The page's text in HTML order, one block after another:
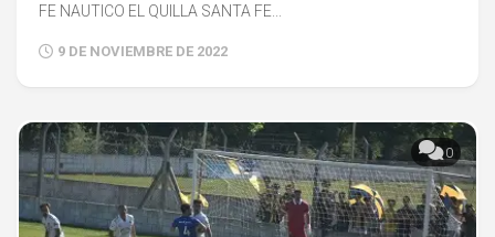
FE NAUTICO EL QUILLA SANTA FE...
9 DE NOVIEMBRE DE 2022
0